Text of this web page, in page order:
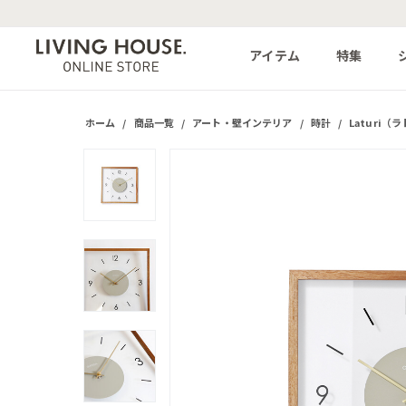
アイテム 特集
ホーム / 商品一覧 / アート・壁インテリア / 時計 / Laturi（ラ